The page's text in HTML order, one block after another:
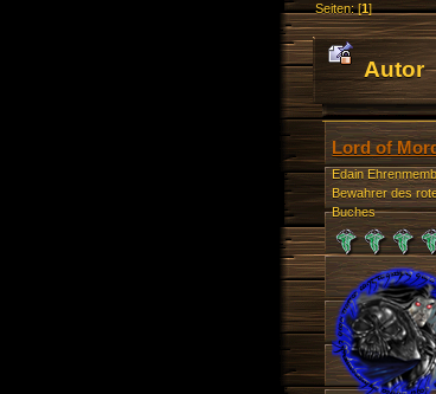
Seiten: [1]
Autor
Lord of
Edain
Bewahrer des
Buches